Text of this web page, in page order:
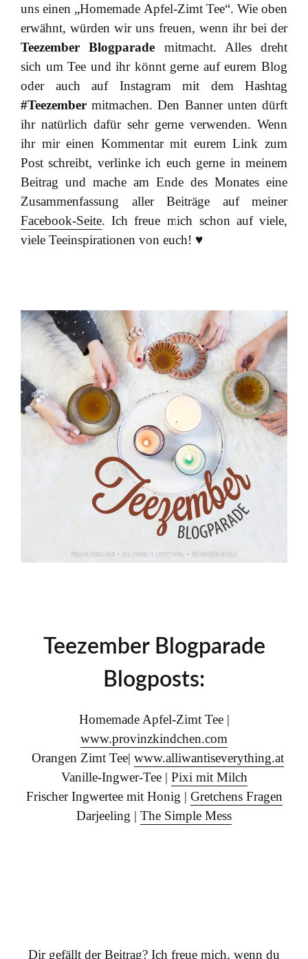
uns einen „Homemade Apfel-Zimt Tee“. Wie oben
erwähnt, würden wir uns freuen, wenn ihr bei der
Teezember Blogparade mitmacht. Alles dreht
sich um Tee und ihr könnt gerne auf eurem Blog
oder auch auf Instagram mit dem Hashtag
#Teezember mitmachen. Den Banner unten dürft
ihr natürlich dafür sehr gerne verwenden. Wenn
ihr mir einen Kommentar mit eurem Link zum
Post schreibt, verlinke ich euch gerne in meinem
Beitrag und mache am Ende des Monates eine
Zusammenfassung aller Beiträge auf meiner
Facebook-Seite. Ich freue mich schon auf viele,
viele Teeinspirationen von euch! ♥
Teezember Blogparade
Blogposts:
Homemade Apfel-Zimt Tee |
www.provinzkindchen.com
Orangen Zimt Tee| www.alliwantiseverything.at
Vanille-Ingwer-Tee | Pixi mit Milch
Frischer Ingwertee mit Honig | Gretchens Fragen
Darjeeling | The Simple Mess
Dir gefällt der Beitrag? Ich freue mich, wenn du